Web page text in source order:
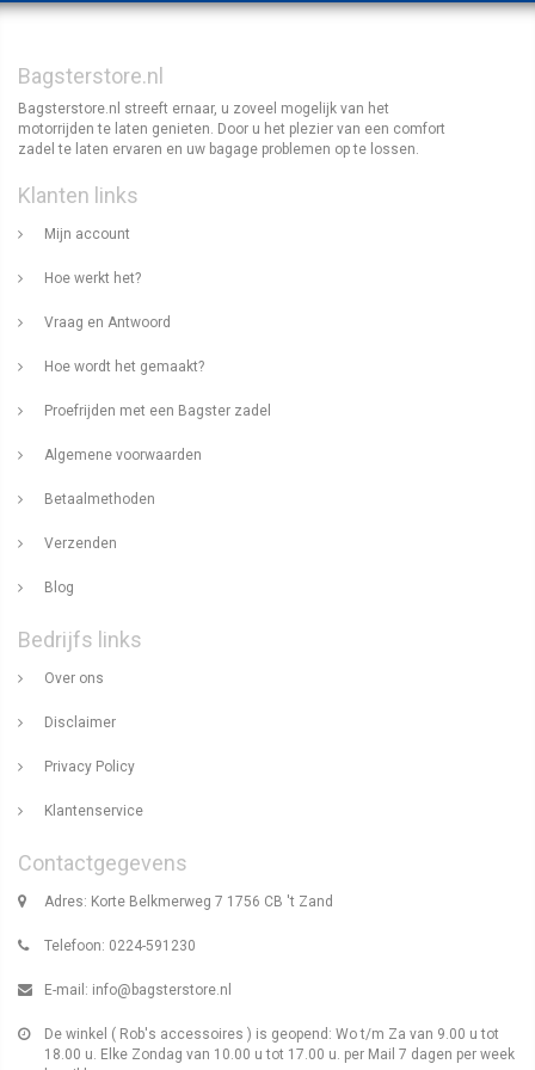
Bagsterstore.nl
Bagsterstore.nl streeft ernaar, u zoveel mogelijk van het
motorrijden te laten genieten. Door u het plezier van een comfort
zadel te laten ervaren en uw bagage problemen op te lossen.
Klanten links
Mijn account
Hoe werkt het?
Vraag en Antwoord
Hoe wordt het gemaakt?
Proefrijden met een Bagster zadel
Algemene voorwaarden
Betaalmethoden
Verzenden
Blog
Bedrijfs links
Over ons
Disclaimer
Privacy Policy
Klantenservice
Contactgegevens
Adres: Korte Belkmerweg 7 1756 CB 't Zand
Telefoon: 0224-591230
E-mail: info@bagsterstore.nl
De winkel ( Rob's accessoires ) is geopend: Wo t/m Za van 9.00 u tot
18.00 u. Elke Zondag van 10.00 u tot 17.00 u. per Mail 7 dagen per week